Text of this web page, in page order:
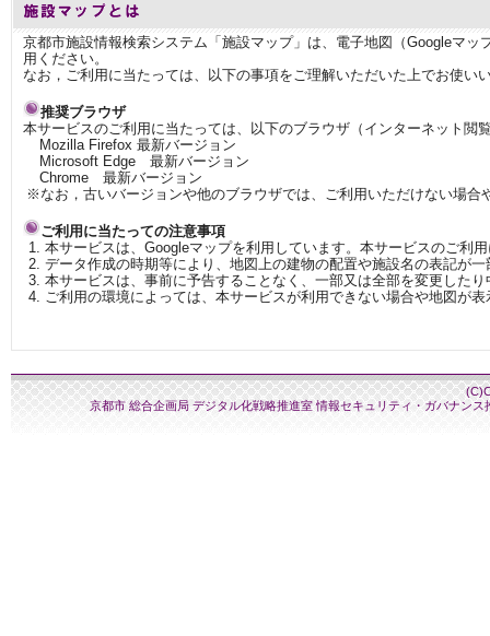
京都市施設情報検索システム「施設マップ」は、電子地図（Googleマ
用ください。
なお，ご利用に当たっては、以下の事項をご理解いただいた上でお使い
推奨ブラウザ
本サービスのご利用に当たっては、以下のブラウザ（インターネット閲
Mozilla Firefox 最新バージョン
Microsoft Edge 最新バージョン
Chrome 最新バージョン
※なお，古いバージョンや他のブラウザでは、ご利用いただけない場合
ご利用に当たっての注意事項
本サービスは、Googleマップを利用しています。本サービスのご利
データ作成の時期等により、地図上の建物の配置や施設名の表記が
本サービスは、事前に予告することなく、一部又は全部を変更した
ご利用の環境によっては、本サービスが利用できない場合や地図が
京都市 総合企画局 デジタル化戦略推進室 情報セキュリティ・ガバナン